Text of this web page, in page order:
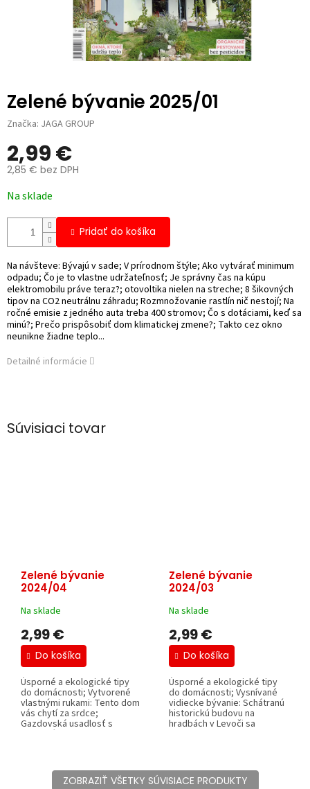
Zelené bývanie 2025/01
Značka: JAGA GROUP
2,99 €
2,85 € bez DPH
cena:
Na sklade
Pridať do košíka
Na návšteve: Bývajú v sade; V prírodnom štýle; Ako vytvárať minimum
odpadu; Čo je to vlastne udržateľnosť; Je správny čas na kúpu
elektromobilu práve teraz?; otovoltika nielen na streche; 8 šikovných
tipov na CO2 neutrálnu záhradu; Rozmnožovanie rastlín nič nestojí; Na
ročné emisie z jedného auta treba 400 stromov; Čo s dotáciami, keď sa
minú?; Prečo prispôsobiť dom klimatickej zmene?; Takto cez okno
neunikne žiadne teplo...
Detailné informácie
Súvisiaci tovar
Zelené bývanie
2024/04
Na sklade
2,99 €
Do košíka
Úsporné a ekologické tipy
do domácnosti; Vytvorené
vlastnými rukami: Tento dom
vás chytí za srdce;
Gazdovská usadlosť s
atmosférou; 20...
Zelené bývanie
2024/03
Na sklade
2,99 €
Do košíka
Úsporné a ekologické tipy
do domácnosti; Vysnívané
vidiecke bývanie: Schátranú
historickú budovu na
hradbách v Levoči sa
ZOBRAZIŤ VŠETKY SÚVISIACE PRODUKTY